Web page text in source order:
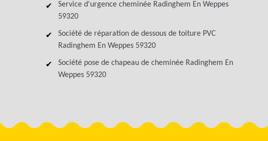
Service d'urgence cheminée Radinghem En Weppes
59320
Société de réparation de dessous de toiture PVC
Radinghem En Weppes 59320
Société pose de chapeau de cheminée Radinghem En
Weppes 59320